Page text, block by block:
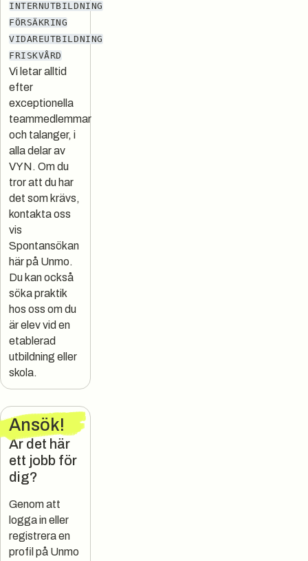
INTERNUTBILDNING
FÖRSÄKRING
VIDAREUTBILDNING
FRISKVÅRD
Vi letar alltid
efter
exceptionella
teammedlemmar
och talanger, i
alla delar av
VYN. Om du
tror att du har
det som krävs,
kontakta oss
vis
Spontansökan
här på Unmo.
Du kan också
söka praktik
hos oss om du
är elev vid en
etablerad
utbildning eller
skola.
Ansök!
Är det här
ett jobb för
dig?
Genom att
logga in eller
registrera en
profil på Unmo